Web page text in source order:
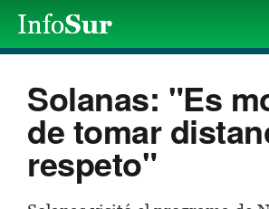
Solanas: "Es
de tomar
respeto"